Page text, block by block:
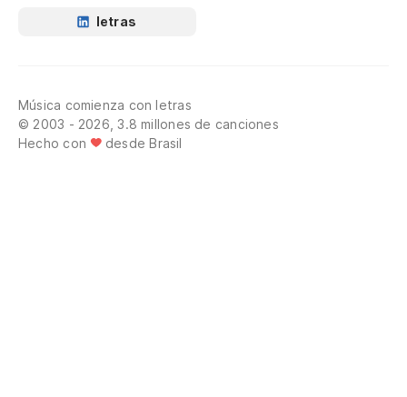
letras
Música comienza con letras
© 2003 - 2026, 3.8 millones de canciones
Hecho con
desde Brasil